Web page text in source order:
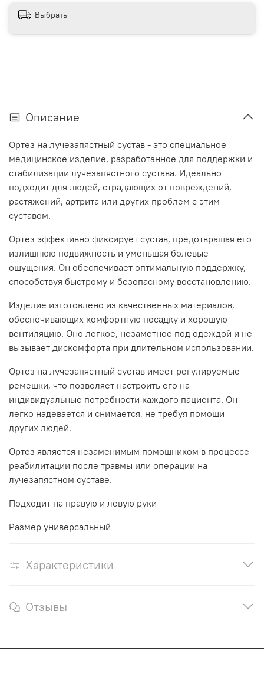
Выбрать
Описание
Ортез на лучезапястный сустав - это специальное
медицинское изделие, разработанное для поддержки и
стабилизации лучезапястного сустава. Идеально
подходит для людей, страдающих от повреждений,
растяжений, артрита или других проблем с этим
суставом.
Ортез эффективно фиксирует сустав, предотвращая его
излишнюю подвижность и уменьшая болевые
ощущения. Он обеспечивает оптимальную поддержку,
способствуя быстрому и безопасному восстановлению.
Изделие изготовлено из качественных материалов,
обеспечивающих комфортную посадку и хорошую
вентиляцию. Оно легкое, незаметное под одеждой и не
вызывает дискомфорта при длительном использовании.
Ортез на лучезапястный сустав имеет регулируемые
ремешки, что позволяет настроить его на
индивидуальные потребности каждого пациента. Он
легко надевается и снимается, не требуя помощи
других людей.
Ортез является незаменимым помощником в процессе
реабилитации после травмы или операции на
лучезапястном суставе.
Подходит на правую и левую руки
Размер универсальный
Характеристики
Отзывы